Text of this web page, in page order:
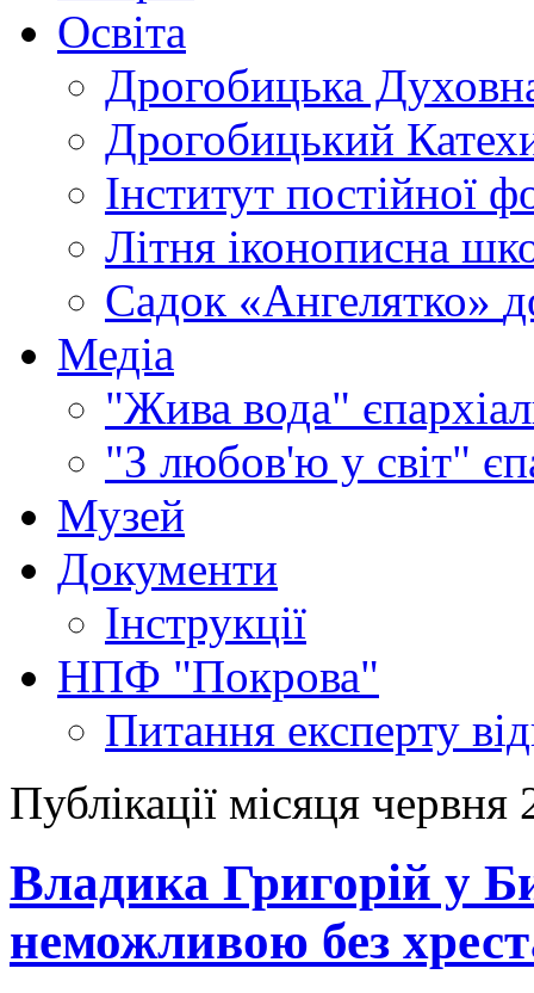
Освіта
Дрогобицька
Дрогобицький
Інститут постійної
Літня іконописна
Садок «Ангелятко»
Медіа
"Жива вода"
"З любов'ю у світ"
Музей
Документи
Інструкції
НПФ "Покрова"
Питання експерту
Публікації місяця червня
Владика Григорій у
неможливою без